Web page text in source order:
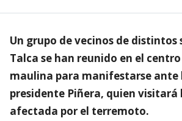
Un grupo de vecinos de distintos
Talca se han reunido en el
maulina para manifestarse ante
presidente Piñera, quien visitará
afectada por el terremoto.